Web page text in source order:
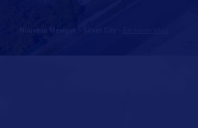
Nouveau Mexique - Silver City